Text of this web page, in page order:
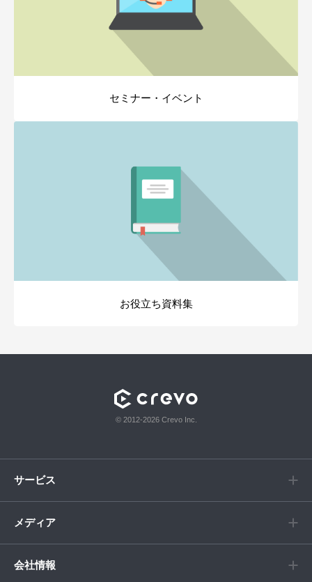
セミナー・イベント
お役立ち資料集
© 2012-2026 Crevo Inc.
サービス
メディア
会社情報